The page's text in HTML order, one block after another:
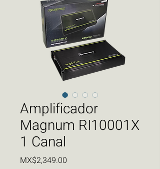
Amplificador
Magnum RI10001X
1 Canal
MX$2,349.00